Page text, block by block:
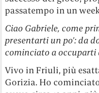
passatempo in un
Ciao Gabriele, come
presentarti un po’: da
cominciato a occuparti
Vivo in Friuli, più
Gorizia. Ho